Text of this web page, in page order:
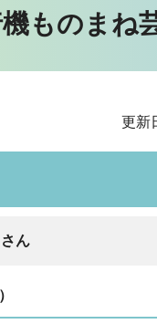
ものまね芸
更新
さん